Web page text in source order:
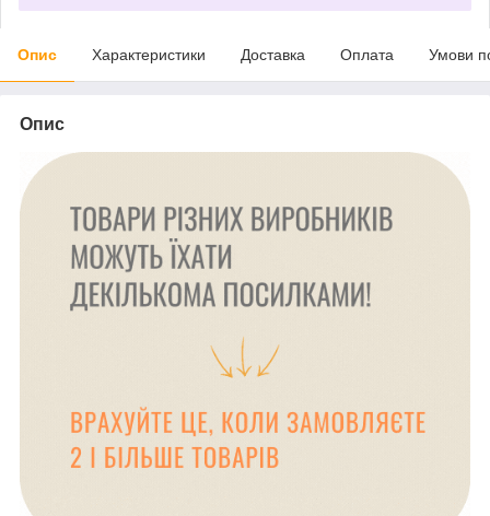
Опис Характеристики Доставка Оплата Умови
Опис